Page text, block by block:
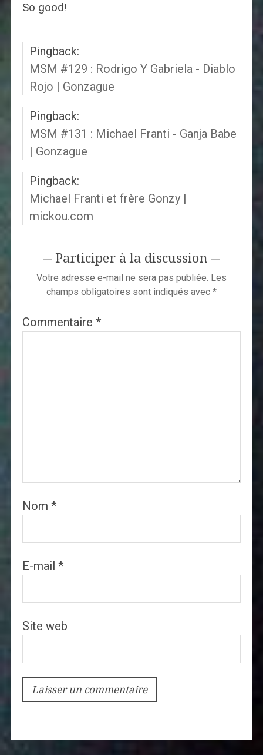
So good!
Pingback:
MSM #129 : Rodrigo Y Gabriela - Diablo
Rojo | Gonzague
Pingback:
MSM #131 : Michael Franti - Ganja Babe
| Gonzague
Pingback:
Michael Franti et frère Gonzy |
mickou.com
Participer à la discussion
Votre adresse e-mail ne sera pas publiée. Les
champs obligatoires sont indiqués avec *
Commentaire *
Nom *
E-mail *
Site web